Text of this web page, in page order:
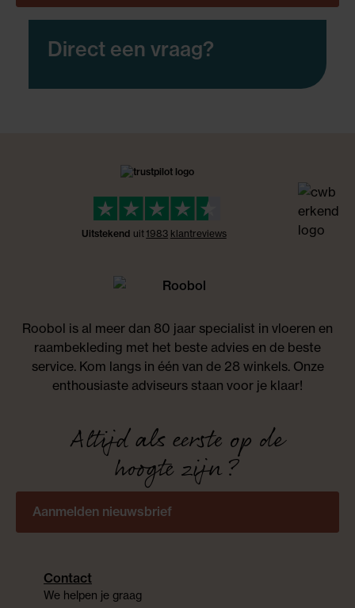
Direct een vraag?
Roobol is al meer dan 80 jaar specialist in vloeren en
raambekleding met het beste advies en de beste
service. Kom langs in één van de 28 winkels. Onze
enthousiaste adviseurs staan voor je klaar!
Altijd als eerste op de
hoogte zijn?
Aanmelden nieuwsbrief
Contact
We helpen je graag
Uitstekend uit 1983 klantreviews